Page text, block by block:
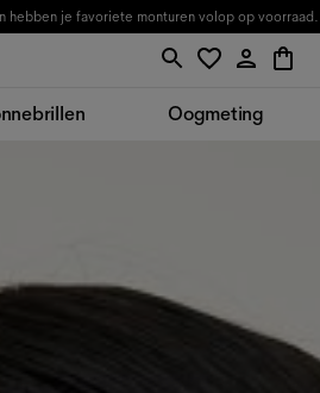
hebben je favoriete monturen volop op voorraad.
Oogmeting